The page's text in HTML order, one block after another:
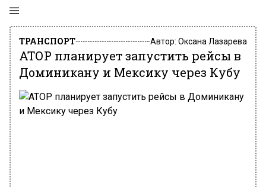
ТРАНСПОРТ Автор: Оксана Лазарева
АТОР планирует запустить рейсы в
Доминикану и Мексику через Кубу